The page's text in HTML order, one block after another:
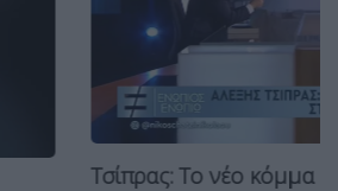
κόμμα θα είναι έτοιμο...